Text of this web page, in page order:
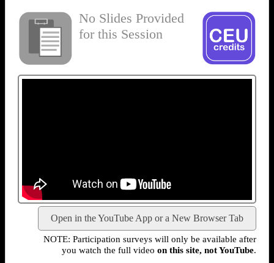
No Slides Provided
for this Session
Open in the YouTube App or a New Browser Tab
NOTE: Participation surveys will only be available after
you watch the full video on this site, not YouTube.